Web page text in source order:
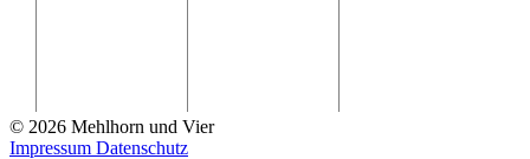
© 2026 Mehlhorn und Vier
Impressum Datenschutz